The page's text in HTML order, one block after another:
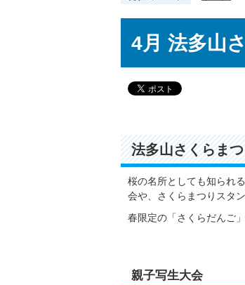
4月 法多山
法多山さくらま
桜の名所としても知られ
会や、さくらまつりスタ
春限定の「さくらだんご
親子写生大会